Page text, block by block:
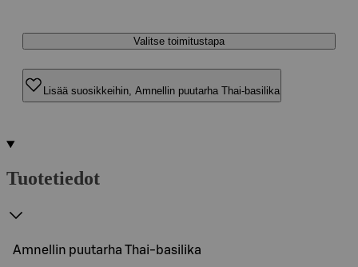
Valitse toimitustapa
Lisää suosikkeihin, Amnellin puutarha Thai-basilika
Tuotetiedot
Amnellin puutarha Thai-basilika